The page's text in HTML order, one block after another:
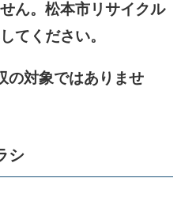
ん。松本市リサイクル
てください。
の対象ではありませ
シ